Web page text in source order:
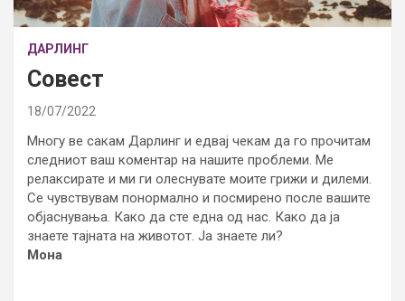
ДАРЛИНГ
Совест
18/07/2022
Многу ве сакам Дарлинг и едвај чекам да го прочитам
следниот ваш коментар на нашите проблеми. Ме
релаксирате и ми ги олеснувате моите грижи и дилеми.
Се чувствувам понормално и посмирено после вашите
објаснувања. Како да сте една од нас. Како да ја
знаете тајната на животот. Ја знаете ли?
Мона